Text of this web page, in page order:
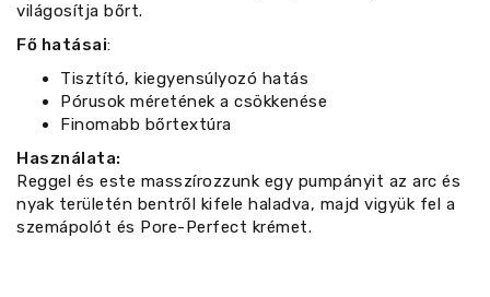
világosítja bőrt.
Fő hatásai:
Tisztító, kiegyensúlyozó hatás
Pórusok méretének a csökkenése
Finomabb bőrtextúra
Használata:
Reggel és este masszírozzunk egy pumpányit az arc és
nyak területén bentről kifele haladva, majd vigyük fel a
szemápolót és Pore-Perfect krémet.